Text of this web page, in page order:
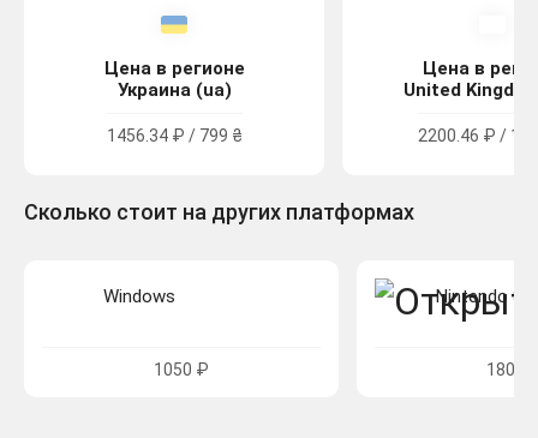
Цена в регионе
Украина (ua)
1456.34 ₽ / 799 ₴
Цена в
United
2200.46 ₽ /
Сколько стоит на других платформах
Windows
1050 ₽
Nintendo
1800